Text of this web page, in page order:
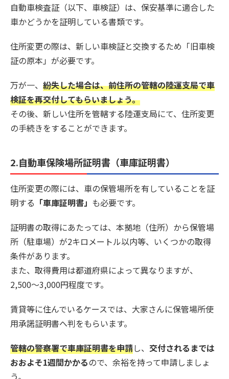
自動車検査証（以下、車検証）は、保安基準に適合した
車かどうかを証明している書類です。
住所変更の際は、新しい車検証と交換するため「旧車検
証の原本」が必要です。
万が一、 紛失した場合は、前住所の管轄の陸運支局で車
検証を再交付してもらいましょう。
その後、新しい住所を管轄する陸運支局にて、住所変更
の手続きをすることができます。
2.自動車保険場所証明書（車庫証明書）
住所変更の際には、車の保管場所を有していることを証
明する 「車庫証明書」 も必要です。
証明書の取得にあたっては、本拠地（住所）から保管場
所（駐車場）が2キロメートル以内等、いくつかの取得
条件があります。
また、取得費用は都道府県によって異なりますが、
2,500〜3,000円程度です。
賃貸等に住んでいるケースでは、大家さんに保管場所使
用承諾証明書へ判をもらいます。
管轄の警察署で車庫証明書を申請し、 交付されるまでは
おおよそ1週間かかるので、余裕を持って申請しましょ